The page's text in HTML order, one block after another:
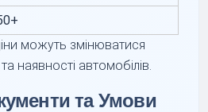
можуть змінюватися
наявності автомобілів.
та Умови